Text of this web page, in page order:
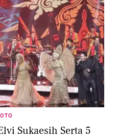
Sukaesih Serta 5